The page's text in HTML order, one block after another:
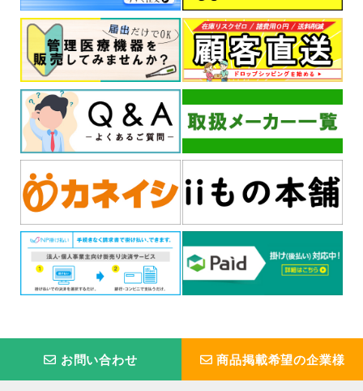
お問い合わせ 商品掲載希望の企業様